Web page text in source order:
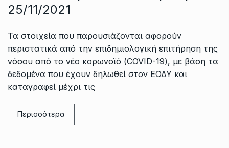
25/11/2021
Τα στοιχεία που παρουσιάζονται αφορούν
περιστατικά από την επιδημιολογική επιτήρηση της
νόσου από το νέο κορωνοϊό (COVID-19), με βάση τα
δεδομένα που έχουν δηλωθεί στον ΕΟΔΥ και
καταγραφεί μέχρι τις
Περισσότερα